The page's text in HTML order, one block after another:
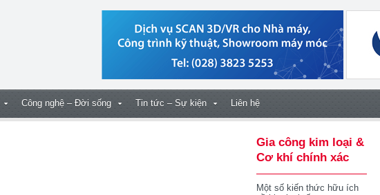
Công nghệ – Đời sống Tin tức – Sự kiện Liên hệ
Gia công kim loại &
Cơ khí chính xác
Một số kiến thức hữu ích